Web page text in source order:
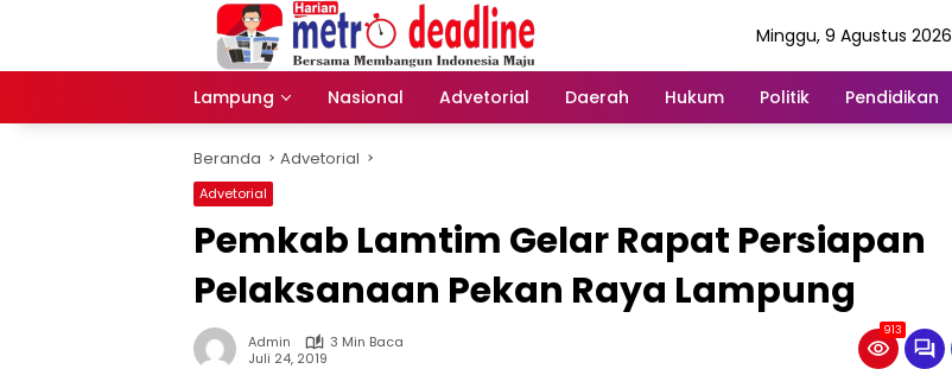
Minggu, 9 Agustus 2026
Lampung Nasional Advetorial Daerah Hukum Politik Pendidikan
Beranda Advetorial
Advetorial
Pemkab Lamtim Gelar Rapat Persiapan
Pelaksanaan Pekan Raya Lampung
Admin
3 Min Baca
Juli 24, 2019
913